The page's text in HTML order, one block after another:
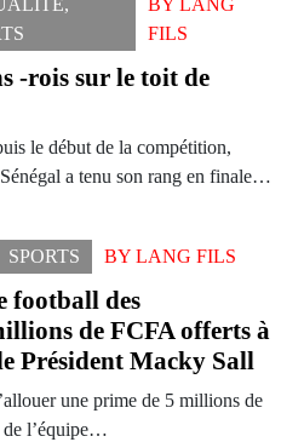
,
BYLANG
FILS
-rois sur le toit de
le début de la compétition,
a tenu son rang en finale…
SPORTS BY LANG FILS
football des
de FCFA offerts à
Président Macky Sall
une prime de 5 millions de
de l’équipe…